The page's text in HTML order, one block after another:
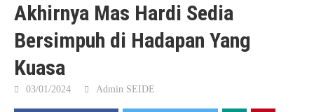
Akhirnya Mas Hardi Sedia
Bersimpuh di Hadapan Yang
Kuasa
03/01/2024 Admin SEIDE